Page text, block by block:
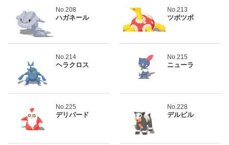
No.208
ハガネール
No.213
ツボツボ
No.214
ヘラクロス
No.215
ニューラ
No.225
デリバード
No.228
デルビル